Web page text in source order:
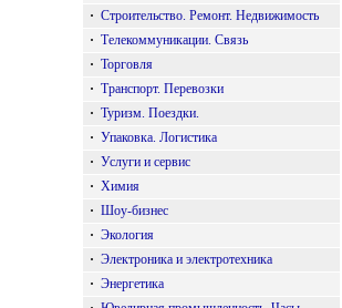
· Строительство. Ремонт. Недвижимость
· Телекоммуникации. Связь
· Торговля
· Транспорт. Перевозки
· Туризм. Поездки.
· Упаковка. Логистика
· Услуги и сервис
· Химия
· Шоу-бизнес
· Экология
· Электроника и электротехника
· Энергетика